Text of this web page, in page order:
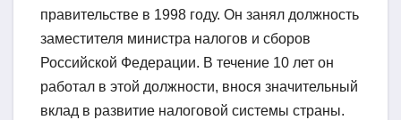
правительстве в 1998 году. Он занял должность
заместителя министра налогов и сборов
Российской Федерации. В течение 10 лет он
работал в этой должности, внося значительный
вклад в развитие налоговой системы страны.